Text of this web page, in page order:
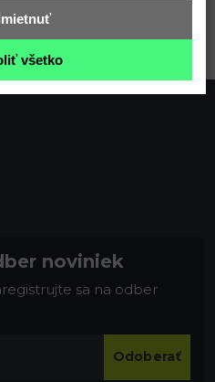
noviniek
sa na odber
Odoberať
všetko